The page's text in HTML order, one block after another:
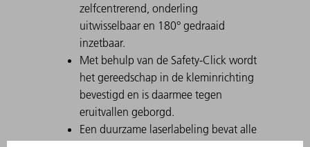
zelfcentrerend, onderling
uitwisselbaar en 180° gedraaid
inzetbaar.
Met behulp van de Safety-Click wordt
het gereedschap in de kleminrichting
bevestigd en is daarmee tegen
eruitvallen geborgd.
Een duurzame laserlabeling bevat alle